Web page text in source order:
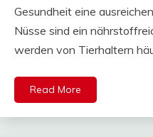
Gesundheit eine
Nüsse sind ein
werden von Tierhaltern
Read More